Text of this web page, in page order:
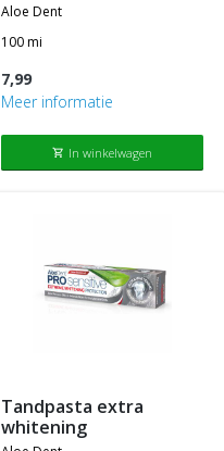
aloe dent
100 mi
7,99
Meer informatie
shopping_cart In winkelwagen
tandpasta extra
whitening